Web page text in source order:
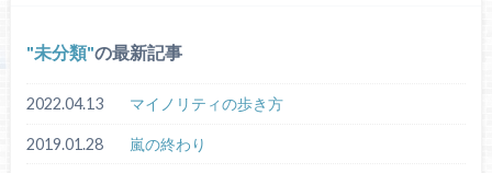
未分類 の最新記事
2022.04.13 マイノリティの歩き方
2019.01.28 嵐の終わり